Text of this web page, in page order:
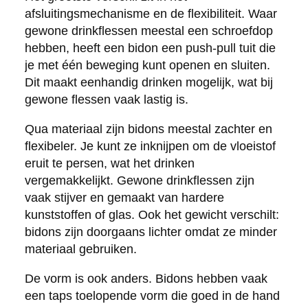
afsluitingsmechanisme en de flexibiliteit. Waar
gewone drinkflessen meestal een schroefdop
hebben, heeft een bidon een push-pull tuit die
je met één beweging kunt openen en sluiten.
Dit maakt eenhandig drinken mogelijk, wat bij
gewone flessen vaak lastig is.
Qua materiaal zijn bidons meestal zachter en
flexibeler. Je kunt ze inknijpen om de vloeistof
eruit te persen, wat het drinken
vergemakkelijkt. Gewone drinkflessen zijn
vaak stijver en gemaakt van hardere
kunststoffen of glas. Ook het gewicht verschilt:
bidons zijn doorgaans lichter omdat ze minder
materiaal gebruiken.
De vorm is ook anders. Bidons hebben vaak
een taps toelopende vorm die goed in de hand